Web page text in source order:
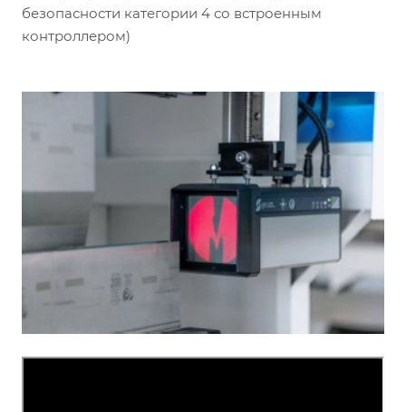
безопасности категории 4 со встроенным
контроллером)